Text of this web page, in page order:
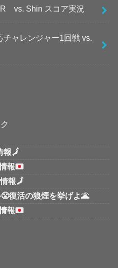
vs. Shin スコア実況
ャレンジャー1回戦 vs.
報🗾
報
報🗾
復活の狼煙を挙げよ🌋
報